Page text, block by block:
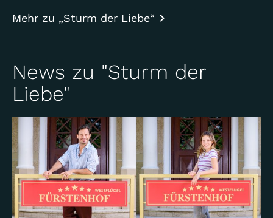
Mehr zu „Sturm der Liebe“
News zu "Sturm der
Liebe"